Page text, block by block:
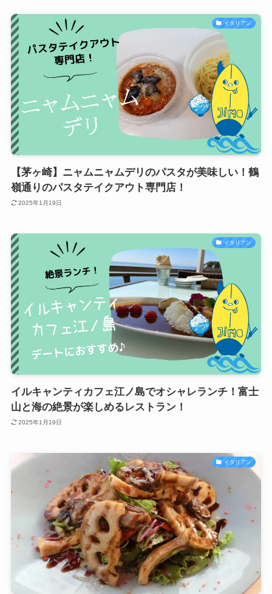
イタリアン
【茅ヶ崎】ニャムニャムデリのパスタが美味しい！鶴
嶺通りのパスタテイクアウト専門店！
2025年1月19日
イタリアン
イルキャンティカフェ江ノ島でオシャレランチ！富士
山と海の絶景が楽しめるレストラン！
2025年1月19日
イタリアン